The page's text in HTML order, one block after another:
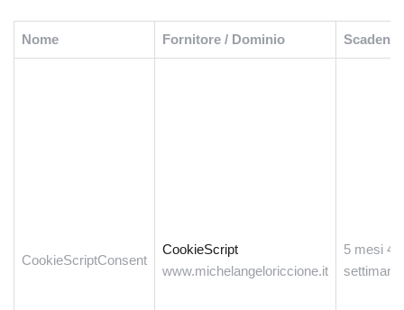
Nome Fornitore / Dominio Scadenza
CookieScriptConsent
CookieScript
www.michelangeloriccione.it
5 mesi 4
settimane